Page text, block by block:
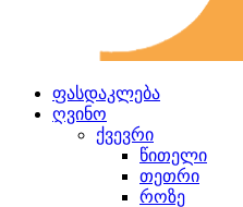
ფასდაკლება
ღვინო
ქვევრი
წითელი
თეთრი
როზე